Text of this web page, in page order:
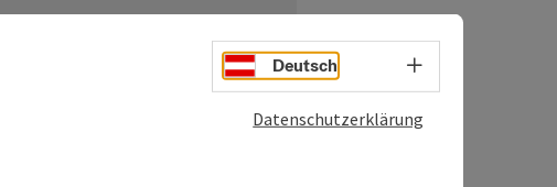
Deutsch Sprachwahl -
Datenschutzerklärung